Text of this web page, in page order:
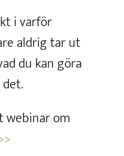
i varför
aldrig tar ut
du kan göra
webinar om